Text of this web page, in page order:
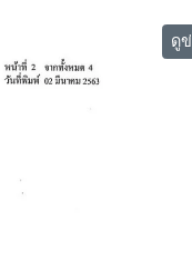
ดู